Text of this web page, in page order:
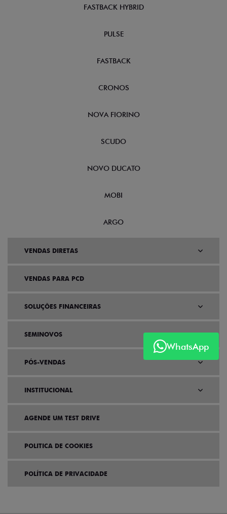
WhatsApp
FASTBACK HYBRID
PULSE
FASTBACK
CRONOS
NOVA FIORINO
SCUDO
NOVO DUCATO
MOBI
ARGO
VENDAS DIRETAS
VENDAS PARA PCD
SOLUÇÕES FINANCEIRAS
SEMINOVOS
PÓS-VENDAS
INSTITUCIONAL
AGENDE UM TEST DRIVE
POLITICA DE COOKIES
POLÍTICA DE PRIVACIDADE